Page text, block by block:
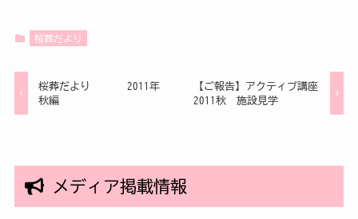
桜葬だより
桜葬だより ― 2011年
秋編 ―
【ご報告】アクティブ講座
2011秋 施設見学
メディア掲載情報